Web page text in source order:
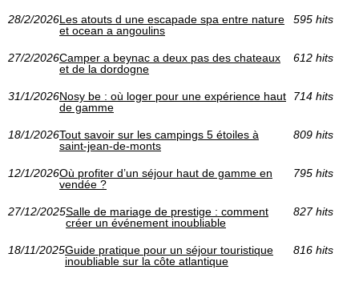
28/2/2026Les atouts d une escapade spa entre nature
et ocean a angoulins
595 hits
27/2/2026Camper a beynac a deux pas des chateaux
et de la dordogne
612 hits
31/1/2026Nosy be : où loger pour une expérience haut
de gamme
714 hits
18/1/2026Tout savoir sur les campings 5 étoiles à
saint-jean-de-monts
809 hits
12/1/2026Où profiter d’un séjour haut de gamme en
vendée ?
795 hits
27/12/2025Salle de mariage de prestige : comment
créer un événement inoubliable
827 hits
18/11/2025Guide pratique pour un séjour touristique
inoubliable sur la côte atlantique
816 hits